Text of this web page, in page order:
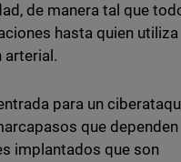
de manera tal que
hasta quien utiliza
arterial.
para un
que dependen
implantados que son